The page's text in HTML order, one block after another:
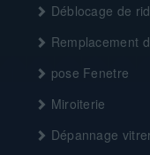
Déblocage de
Remplacement
pose Fenetre
Miroiterie
Dépannage